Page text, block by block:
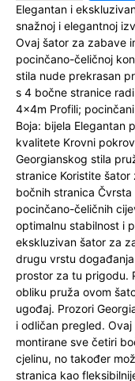
Elegantan i
snažnoj i elegantnoj
Ovaj šator za zabave
pocinčano-čeličnoj
stila nude prekrasan
s 4 bočne stranice
4x4m Profili;
Boja: bijela Elegantan
kvalitete Krovni
Georgianskog stila
stranice Koristite
bočnih stranica
pocinčano-čeličnih
optimalnu stabilnost i
ekskluzivan šator za
drugu vrstu
prostor za tu prigodu.
obliku pruža ovom
ugođaj. Prozori
i odličan pregled.
montirane sve četiri
cjelinu, no također
stranica kao